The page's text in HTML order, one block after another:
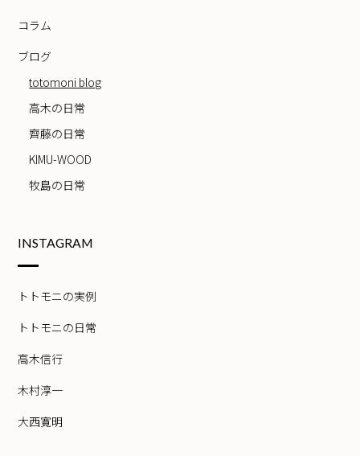
コラム
ブログ
totomoni blog
高木の日常
齊藤の日常
KIMU-WOOD
牧島の日常
INSTAGRAM
トトモニの実例
トトモニの日常
高木信行
木村淳一
大西寛明